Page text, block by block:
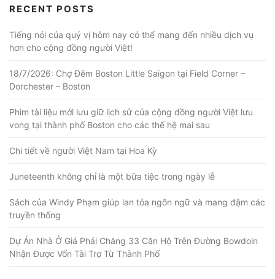
RECENT POSTS
Tiếng nói của quý vị hôm nay có thể mang đến nhiều dịch vụ
hơn cho cộng đồng người Việt!
18/7/2026: Chợ Đêm Boston Little Saigon tại Field Corner –
Dorchester – Boston
Phim tài liệu mới lưu giữ lịch sử của cộng đồng người Việt lưu
vong tại thành phố Boston cho các thế hệ mai sau
Chi tiết về người Việt Nam tại Hoa Kỳ
Juneteenth không chỉ là một bữa tiệc trong ngày lễ
Sách của Windy Phạm giúp lan tỏa ngôn ngữ và mang đậm các
truyền thống
Dự Án Nhà Ở Giá Phải Chăng 33 Căn Hộ Trên Đường Bowdoin
Nhận Được Vốn Tài Trợ Từ Thành Phố